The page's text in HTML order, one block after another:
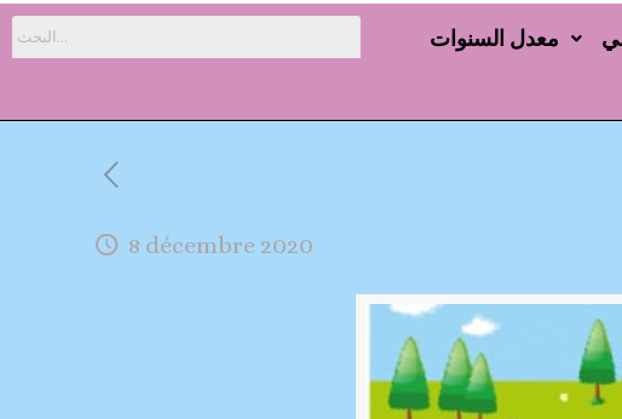
معدل السنوات
8 décembre 2020